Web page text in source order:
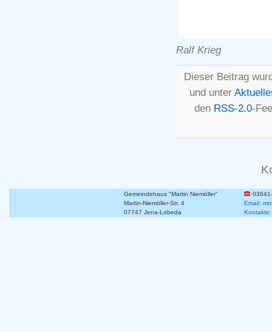
Ralf Krieg
Dieser Beitrag
und unter
den RSS-2.0-
Gemeindehaus "Martin Niemöller"
Martin-Niemöller-Str. 4
Email:
07747 Jena-Lobeda